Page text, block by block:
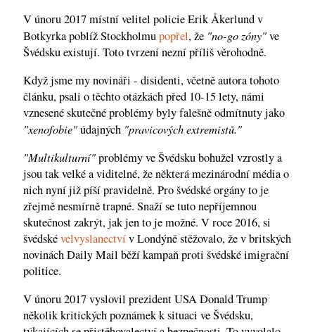
V únoru 2017 místní velitel policie Erik Åkerlund v
Botkyrka poblíž Stockholmupopřel, že "no-go zóny"ve
Švédsku existují. Toto tvrzení nezní příliš věrohodně.
Když jsme my novináři - disidenti, včetně autora tohoto
článku, psali o těchto otázkách před 10-15 lety, námi
vznesené skutečné problémy byly falešně odmítnuty jako
"xenofobie"údajných "pravicových extremistů."
"Multikulturní"problémy ve Švédsku bohužel vzrostly a
jsou tak velké a viditelné, že některá mezinárodní média o
nich nyní již píší pravidelně. Pro švédské orgány to je
zřejmě nesmírně trapné. Snaží se tuto nepříjemnou
skutečnost zakrýt, jak jen to je možné. V roce 2016, si
švédskévelvyslanectvív Londýně stěžovalo, že v britských
novinách Daily Mail běží kampaň proti švédské imigrační
politice.
V únoru 2017 vyslovil prezident USA Donald Trump
několik kritických poznámek k situaci ve Švédsku,